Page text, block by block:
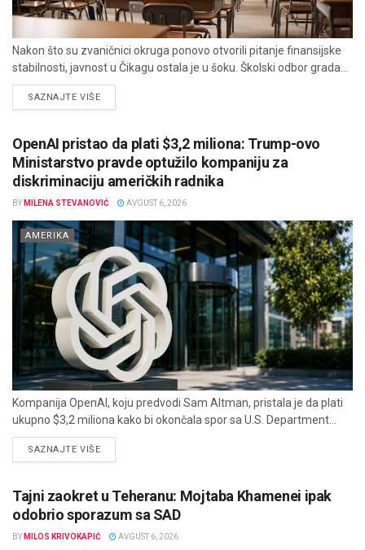
Nakon što su zvaničnici okruga ponovo otvorili pitanje finansijske
stabilnosti, javnost u Čikagu ostala je u šoku. Školski odbor grada...
SAZNAJTE VIŠEDETAILS
OpenAI pristao da plati $3,2 miliona: Trump-ovo
Ministarstvo pravde optužilo kompaniju za
diskriminaciju američkih radnika
BY MILENA STEVANOVIĆ AVGUST 6, 2026
AMERIKA
Kompanija OpenAI, koju predvodi Sam Altman, pristala je da plati
ukupno $3,2 miliona kako bi okončala spor sa U.S. Department...
SAZNAJTE VIŠEDETAILS
Tajni zaokret u Teheranu: Mojtaba Khamenei ipak
odobrio sporazum sa SAD
BY MILOS KRIVOKAPIĆ AVGUST 6, 2026